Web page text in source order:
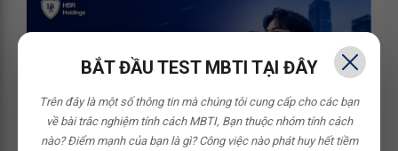
BẮT ĐẦU TEST MBTI TẠI ĐÂY
Trên đây là một số thông tin mà chúng tôi cung cấp cho các bạn
về bài trắc nghiệm tính cách MBTI, Bạn thuộc nhóm tính cách
nào? Điểm mạnh của bạn là gì? Công việc nào phát huy hết tiềm